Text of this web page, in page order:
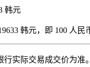
韩元
韩元，即 100 人民
实际交易成交价为准。